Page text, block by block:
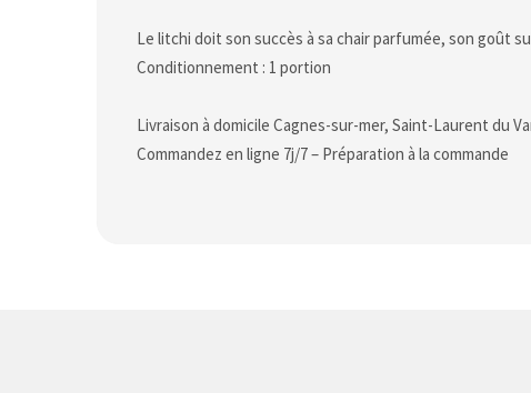
Le litchi doit son succès à sa chair parfumée, son goût
Conditionnement : 1 portion
Livraison à domicile Cagnes-sur-mer, Saint-Laurent du
Commandez en ligne 7j/7 – Préparation à la commande